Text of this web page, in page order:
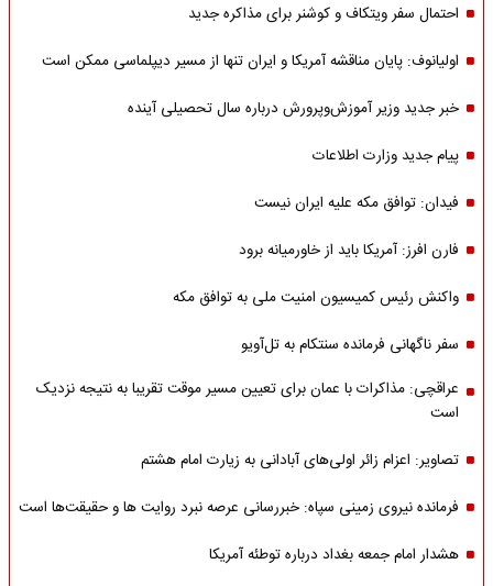
احتمال سفر ویتکاف و کوشنر برای مذاکره جدید
اولیانوف: پایان مناقشه آمریکا و ایران تنها از مسیر دیپلماسی ممکن است
خبر جدید وزیر آموزش‌وپرورش درباره سال تحصیلی آینده
پیام جدید وزارت اطلاعات
فیدان: توافق مکه علیه ایران نیست
فارن افرز: آمریکا باید از خاورمیانه برود
واکنش رئیس کمیسیون امنیت ملی به توافق مکه
سفر ناگهانی فرمانده سنتکام به تل‌آویو
عراقچی: مذاکرات با عمان برای تعیین مسیر موقت تقریبا به نتیجه نزدیک
است
تصاویر: اعزام زائر اولی‌های آبادانی به زیارت امام هشتم
فرمانده نیروی زمینی سپاه: خبررسانی عرصه نبرد روایت ها و حقیقت‌ها است
هشدار امام جمعه بغداد درباره توطئه آمریکا